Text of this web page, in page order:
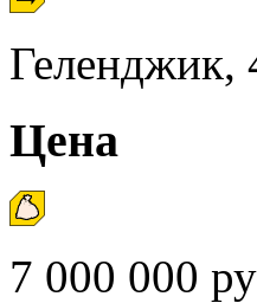
Геленджик,
Цена
7 000 000